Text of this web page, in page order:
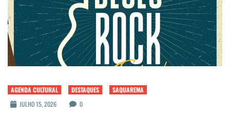
AGENDA CULTURAL DESTAQUES
SAQUAREMA
JULHO 15, 2026
0